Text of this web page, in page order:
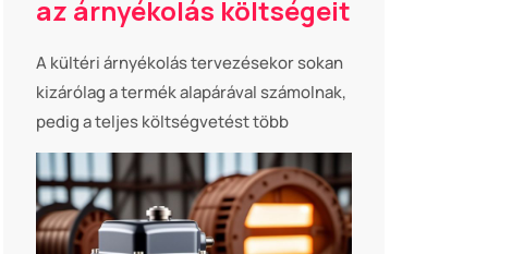
az árnyékolás költségeit
A kültéri árnyékolás tervezésekor sokan
kizárólag a termék alapárával számolnak,
pedig a teljes költségvetést több